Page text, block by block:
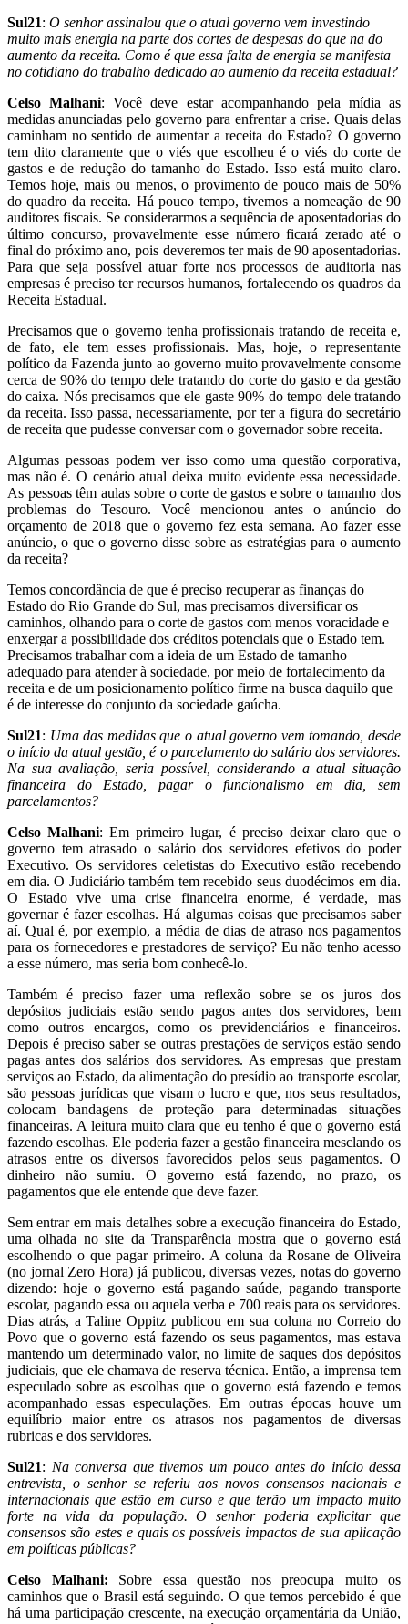
Sul21: O senhor assinalou que o atual governo vem investindo
muito mais energia na parte dos cortes de despesas do que na do
aumento da receita. Como é que essa falta de energia se manifesta
no cotidiano do trabalho dedicado ao aumento da receita estadual?
Celso Malhani: Você deve estar acompanhando pela mídia as
medidas anunciadas pelo governo para enfrentar a crise. Quais delas
caminham no sentido de aumentar a receita do Estado? O governo
tem dito claramente que o viés que escolheu é o viés do corte de
gastos e de redução do tamanho do Estado. Isso está muito claro.
Temos hoje, mais ou menos, o provimento de pouco mais de 50%
do quadro da receita. Há pouco tempo, tivemos a nomeação de 90
auditores fiscais. Se considerarmos a sequência de aposentadorias do
último concurso, provavelmente esse número ficará zerado até o
final do próximo ano, pois deveremos ter mais de 90 aposentadorias.
Para que seja possível atuar forte nos processos de auditoria nas
empresas é preciso ter recursos humanos, fortalecendo os quadros da
Receita Estadual.
Precisamos que o governo tenha profissionais tratando de receita e,
de fato, ele tem esses profissionais. Mas, hoje, o representante
político da Fazenda junto ao governo muito provavelmente consome
cerca de 90% do tempo dele tratando do corte do gasto e da gestão
do caixa. Nós precisamos que ele gaste 90% do tempo dele tratando
da receita. Isso passa, necessariamente, por ter a figura do secretário
de receita que pudesse conversar com o governador sobre receita.
Algumas pessoas podem ver isso como uma questão corporativa,
mas não é. O cenário atual deixa muito evidente essa necessidade.
As pessoas têm aulas sobre o corte de gastos e sobre o tamanho dos
problemas do Tesouro. Você mencionou antes o anúncio do
orçamento de 2018 que o governo fez esta semana. Ao fazer esse
anúncio, o que o governo disse sobre as estratégias para o aumento
da receita?
Temos concordância de que é preciso recuperar as finanças do
Estado do Rio Grande do Sul, mas precisamos diversificar os
caminhos, olhando para o corte de gastos com menos voracidade e
enxergar a possibilidade dos créditos potenciais que o Estado tem.
Precisamos trabalhar com a ideia de um Estado de tamanho
adequado para atender à sociedade, por meio de fortalecimento da
receita e de um posicionamento político firme na busca daquilo que
é de interesse do conjunto da sociedade gaúcha.
Sul21: Uma das medidas que o atual governo vem tomando, desde
o início da atual gestão, é o parcelamento do salário dos servidores.
Na sua avaliação, seria possível, considerando a atual situação
financeira do Estado, pagar o funcionalismo em dia, sem
parcelamentos?
Celso Malhani: Em primeiro lugar, é preciso deixar claro que o
governo tem atrasado o salário dos servidores efetivos do poder
Executivo. Os servidores celetistas do Executivo estão recebendo
em dia. O Judiciário também tem recebido seus duodécimos em dia.
O Estado vive uma crise financeira enorme, é verdade, mas
governar é fazer escolhas. Há algumas coisas que precisamos saber
aí. Qual é, por exemplo, a média de dias de atraso nos pagamentos
para os fornecedores e prestadores de serviço? Eu não tenho acesso
a esse número, mas seria bom conhecê-lo.
Também é preciso fazer uma reflexão sobre se os juros dos
depósitos judiciais estão sendo pagos antes dos servidores, bem
como outros encargos, como os previdenciários e financeiros.
Depois é preciso saber se outras prestações de serviços estão sendo
pagas antes dos salários dos servidores. As empresas que prestam
serviços ao Estado, da alimentação do presídio ao transporte escolar,
são pessoas jurídicas que visam o lucro e que, nos seus resultados,
colocam bandagens de proteção para determinadas situações
financeiras. A leitura muito clara que eu tenho é que o governo está
fazendo escolhas. Ele poderia fazer a gestão financeira mesclando os
atrasos entre os diversos favorecidos pelos seus pagamentos. O
dinheiro não sumiu. O governo está fazendo, no prazo, os
pagamentos que ele entende que deve fazer.
Sem entrar em mais detalhes sobre a execução financeira do Estado,
uma olhada no site da Transparência mostra que o governo está
escolhendo o que pagar primeiro. A coluna da Rosane de Oliveira
(no jornal Zero Hora) já publicou, diversas vezes, notas do governo
dizendo: hoje o governo está pagando saúde, pagando transporte
escolar, pagando essa ou aquela verba e 700 reais para os servidores.
Dias atrás, a Taline Oppitz publicou em sua coluna no Correio do
Povo que o governo está fazendo os seus pagamentos, mas estava
mantendo um determinado valor, no limite de saques dos depósitos
judiciais, que ele chamava de reserva técnica. Então, a imprensa tem
especulado sobre as escolhas que o governo está fazendo e temos
acompanhado essas especulações. Em outras épocas houve um
equilíbrio maior entre os atrasos nos pagamentos de diversas
rubricas e dos servidores.
Sul21: Na conversa que tivemos um pouco antes do início dessa
entrevista, o senhor se referiu aos novos consensos nacionais e
internacionais que estão em curso e que terão um impacto muito
forte na vida da população. O senhor poderia explicitar que
consensos são estes e quais os possíveis impactos de sua aplicação
em políticas públicas?
Celso Malhani: Sobre essa questão nos preocupa muito os
caminhos que o Brasil está seguindo. O que temos percebido é que
há uma participação crescente, na execução orçamentária da União,